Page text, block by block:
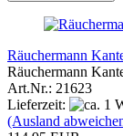
Räuchermann
Räuchermann
Art.Nr.: 21623
Lieferzeit:
(Ausland